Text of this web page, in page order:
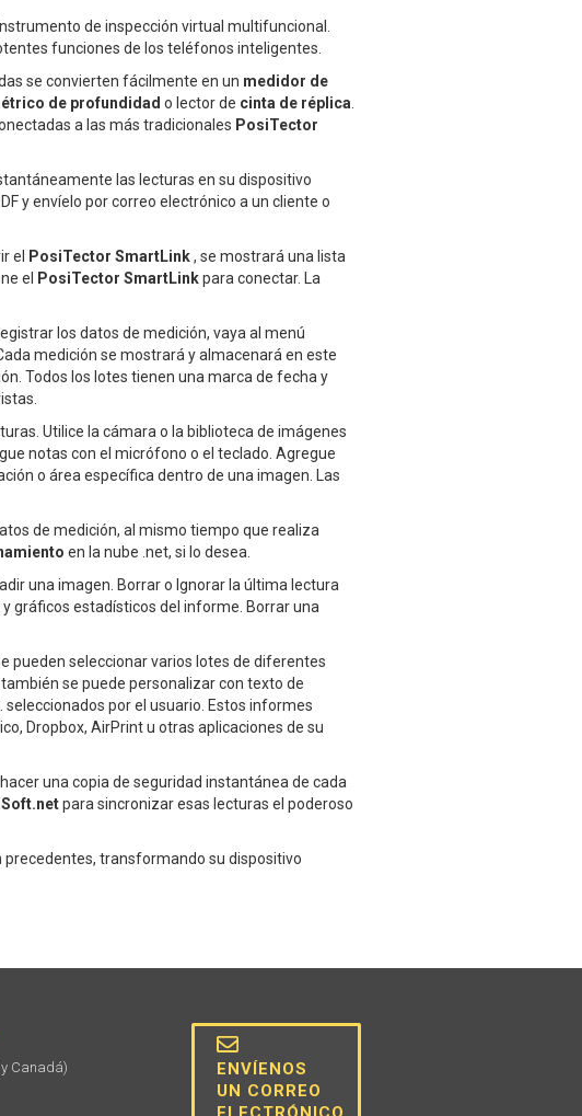
de inspección virtual multifuncional.
funciones de los teléfonos inteligentes.
se convierten fácilmente en un medidor de
de profundidad o lector de cinta de réplica.
a las más tradicionales PosiTector
las lecturas en su dispositivo
y envíelo por correo electrónico a un cliente o
el PosiTector SmartLink, se mostrará una lista
el
PosiTector SmartLinkpara conectar. La
los datos de medición, vaya al menú
medición se mostrará y almacenará en este
Todos los lotes tienen una marca de fecha y
Utilice la cámara o la biblioteca de imágenes
notas con el micrófono o el teclado. Agregue
o área específica dentro de una imagen. Las
de medición, al mismo tiempo que realiza
en la nube .net, si lo desea.
una imagen. Borrar o Ignorar la última lectura
gráficos estadísticos del informe. Borrar una
pueden seleccionar varios lotes de diferentes
se puede personalizar con texto de
por el usuario. Estos informes
Dropbox, AirPrint u otras aplicaciones de su
una copia de seguridad instantánea de cada
para sincronizar esas lecturas el poderoso
transformando su dispositivo
y Canadá)
ENVÍENOS
UN CORREO